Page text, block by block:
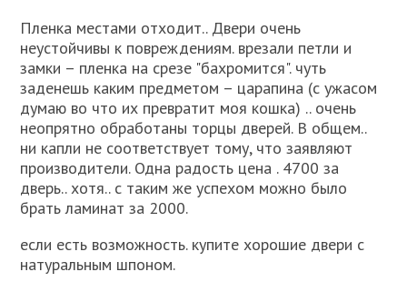
Пленка местами отходит.. Двери очень
неустойчивы к повреждениям. врезали петли и
замки – пленка на срезе "бахромится". чуть
заденешь каким предметом – царапина (с ужасом
думаю во что их превратит моя кошка) .. очень
неопрятно обработаны торцы дверей. В общем..
ни капли не соответствует тому, что заявляют
производители. Одна радость цена . 4700 за
дверь.. хотя.. с таким же успехом можно было
брать ламинат за 2000.
если есть возможность. купите хорошие двери с
натуральным шпоном.